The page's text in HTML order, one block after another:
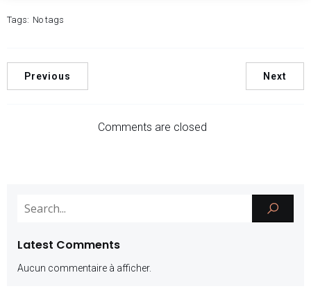
Tags: No tags
Previous Next
Comments are closed
Latest Comments
Aucun commentaire à afficher.